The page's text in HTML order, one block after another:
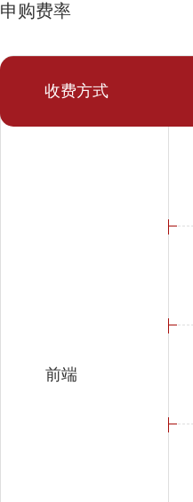
申购费率
收费方式
前端